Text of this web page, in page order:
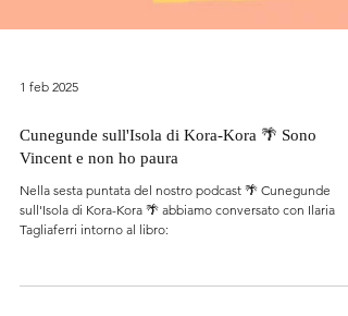
1 feb 2025
Cunegunde sull'Isola di Kora-Kora 🌴 Sono
Vincent e non ho paura
Nella sesta puntata del nostro podcast 🌴 Cunegunde